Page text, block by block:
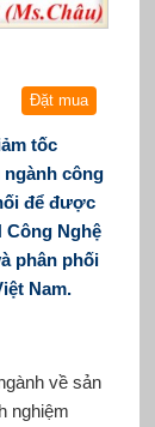
tốc
công
để được
Công Nghệ
phân phối
Nam.
về sản
nghiệm